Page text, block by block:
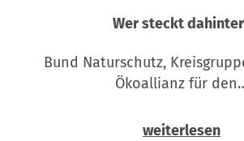
Wer steckt
Bund Naturschutz,
Ökoallianz für
weiterlesen